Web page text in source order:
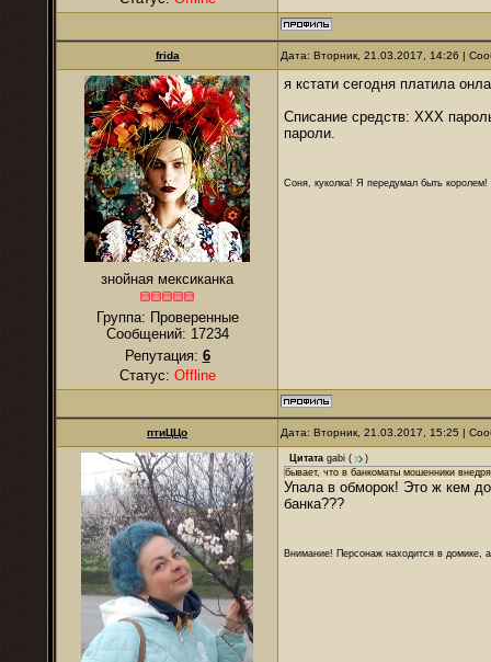
frida Дата: Вторник, 21.03.2017, 14:26 |
знойная мексиканка
Группа: Проверенные
Сообщений: 17234
Репутация: 6
Статус: Offline
я кстати сегодня платила
Списание средств: ХХХ
пароли.
Соня, куколка! Я передумал быть
птиЦЦо Дата: Вторник, 21.03.2017, 15:25 |
Цитата gabi (
)
бывает, что в банкоматы мошенники
Упала в обморок! Это ж кем
банка???
Внимание! Персонаж находится в домике,